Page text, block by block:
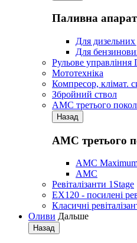
Паливна
Для дизельних
Для
Рульове управління
Мототехніка
Компресор, клімат.
Збройний ствол
АМС третього
Назад
АМС третього
AMC
AMC
Ревіталізанти 1Stage
EX120 - посилені
Класичні
Оливи Дальше
Назад